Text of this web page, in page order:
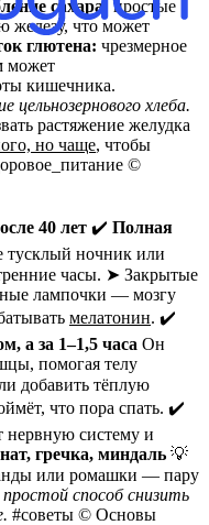
сахара:простые
железу, что может
глютена: чрезмерное
может
кишечника.
цельнозернового хлеба.
растяжение желудка
но чаще, чтобы
©
40 лет ✔️ Полная
тусклый ночник или
часы. ➤ Закрытые
лампочки — мозгу
мелатонин. ✔️
а за 1–1,5 часа Он
помогая телу
добавить тёплую
что пора спать. ✔️
нервную систему и
гречка, миндаль 💡
или ромашки — пару
способ снизить
#советы © Основы